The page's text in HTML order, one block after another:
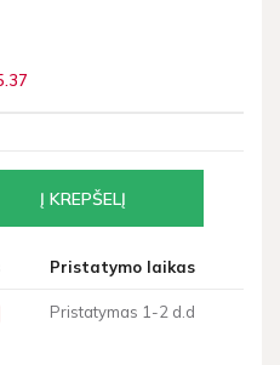
37
Pristatymo laikas
Pristatymas 1-2 d.d